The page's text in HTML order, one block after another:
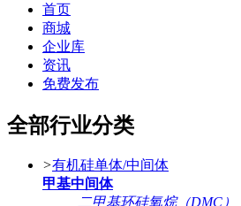
首页
商城
企业库
资讯
免费发布
全部行业分类
>有机硅单体/中间体
甲基中间体
二甲基环硅氧烷（DMC）